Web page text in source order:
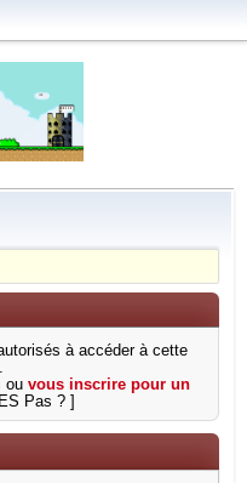
à accéder à cette
ou vous inscrire pour un
Pas ? ]